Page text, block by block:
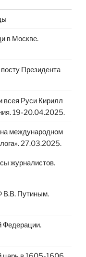
в Москве.
Президента
всея Руси Кирилл
19-20.04.2025.
международном
27.03.2025.
журналистов.
В.В. Путиным.
Федерации.